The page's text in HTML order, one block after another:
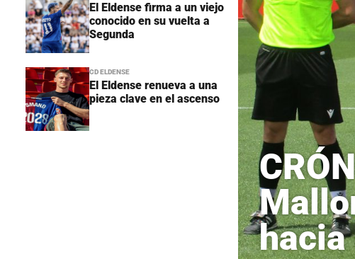
El Eldense firma a un viejo
conocido en su vuelta a
Segunda
CD ELDENSE
El Eldense renueva a una
pieza clave en el ascenso